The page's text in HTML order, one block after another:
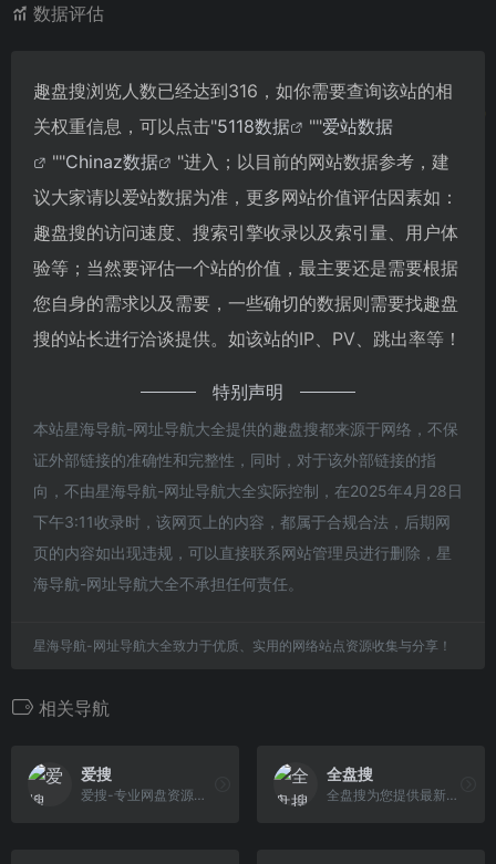
数据评估
趣盘搜浏览人数已经达到316，如你需要查询该站的相
关权重信息，可以点击"5118数据 ""爱站数据
""Chinaz数据
"进入；以目前的网站数据参考，建
议大家请以爱站数据为准，更多网站价值评估因素如：
趣盘搜的访问速度、搜索引擎收录以及索引量、用户体
验等；当然要评估一个站的价值，最主要还是需要根据
您自身的需求以及需要，一些确切的数据则需要找趣盘
搜的站长进行洽谈提供。如该站的IP、PV、跳出率等！
特别声明
本站星海导航-网址导航大全提供的趣盘搜都来源于网络，不保
证外部链接的准确性和完整性，同时，对于该外部链接的指
向，不由星海导航-网址导航大全实际控制，在2025年4月28日
下午3:11收录时，该网页上的内容，都属于合规合法，后期网
页的内容如出现违规，可以直接联系网站管理员进行删除，星
海导航-网址导航大全不承担任何责任。
星海导航-网址导航大全致力于优质、实用的网络站点资源收集与分享！
相关导航
爱搜
爱搜-专业网盘资源搜索引擎，专注于收录全网云盘资源，支持百度网盘、阿里云盘、夸克云盘、迅雷云盘等网盘资源的全文检索。实时更新，海量资源。您想要的这里都有！
全盘搜
全盘搜为您提供最新最全的网盘资源搜索服务，每天更新大量最新的网盘资源，资源实时失效检测，支持百度网盘、阿里云盘、夸克云盘、迅雷网盘等网盘资源的检索。